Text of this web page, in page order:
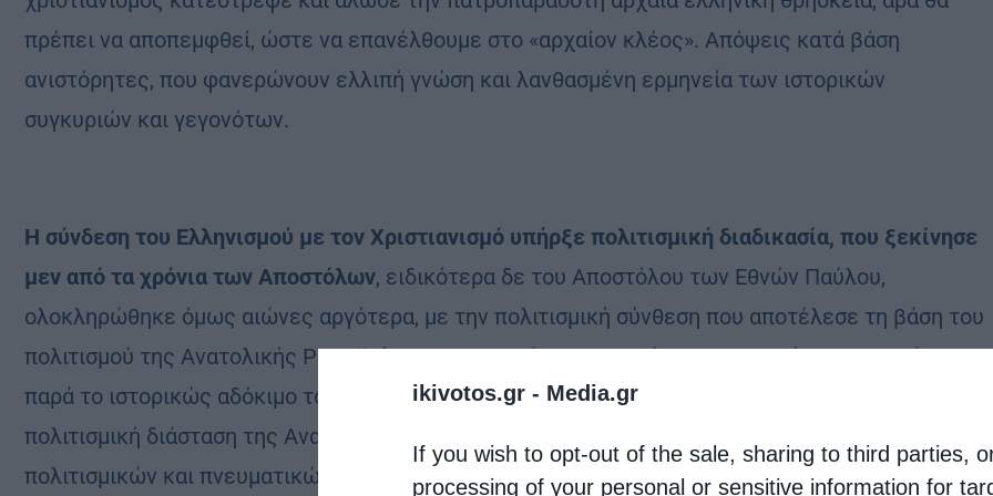
ikivotos.gr - Media.gr
If you wish to opt-out of the sale, sharing to third parties,
processing of your personal or sensitive information for
πρέπει να αποπεμφθεί, ώστε να επανέλθουμε στο «αρχαίον κλέος». Απόψεις κατά βάση
ανιστόρητες, που φανερώνουν ελλιπή γνώση και λανθασμένη ερμηνεία των ιστορικών
συγκυριών και γεγονότων.
Η σύνδεση του Ελληνισμού με τον Χριστιανισμό υπήρξε πολιτισμική διαδικασία, που ξεκίνησε
μεν από τα χρόνια των Αποστόλων, ειδικότερα δε του Αποστόλου των Εθνών Παύλου,
ολοκληρώθηκε όμως αιώνες αργότερα, με την πολιτισμική σύνθεση που αποτέλεσε τη βάση του
πολιτισμού της Ανατολικής Ρωμαϊκής Αυτοκρατορίας, του ευρύτερα γνωστού ως Βυζαντίου,
παρά το ιστορικώς αδόκιμο του όρου. Μετά, δε, το σχίσμα της Εκκλησίας, που εξέφρασε και την
πολιτισμική διάσταση της Ανατολής με τη Δύση, αλλά και τις διαφορετικές εκδοχές των
πολιτισμικών και πνευματικών προσλήψεων στις αντίστοιχες παραδόσεις, νομίζω ότι πρέπει να